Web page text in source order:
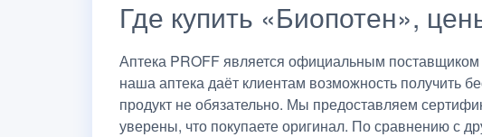
Где купить «Биопотен»,
Аптека PROFF является официальным
наша аптека даёт клиентам возможность получить
продукт не обязательно. Мы предоставляем
уверены, что покупаете оригинал. По сравнению с